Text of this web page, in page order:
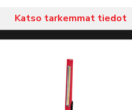
Katso tarkemmat tiedot